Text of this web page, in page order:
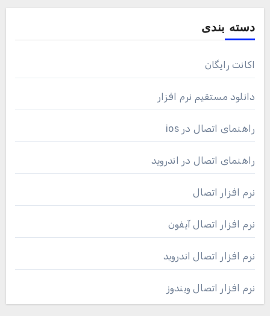
دسته بندی
اکانت رایگان
دانلود مستقیم نرم افزار
راهنمای اتصال در ios
راهنمای اتصال در اندروید
نرم افزار اتصال
نرم افزار اتصال آیفون
نرم افزار اتصال اندروید
نرم افزار اتصال ویندوز